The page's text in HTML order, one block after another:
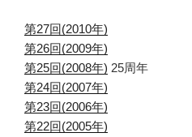
第27回(2010年)
第26回(2009年)
第25回(2008年) 25周年
第24回(2007年)
第23回(2006年)
第22回(2005年)